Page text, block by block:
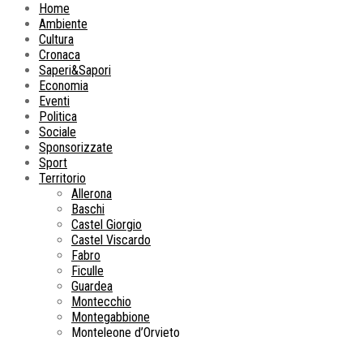
Home
Ambiente
Cultura
Cronaca
Saperi&Sapori
Economia
Eventi
Politica
Sociale
Sponsorizzate
Sport
Territorio
Allerona
Baschi
Castel Giorgio
Castel Viscardo
Fabro
Ficulle
Guardea
Montecchio
Montegabbione
Monteleone d’Orvieto